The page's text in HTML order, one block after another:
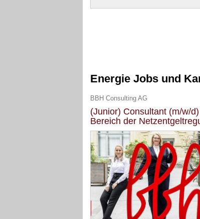
Energie Jobs und
BBH Consulting AG
(Junior) Consultant (m/w/
Bereich der